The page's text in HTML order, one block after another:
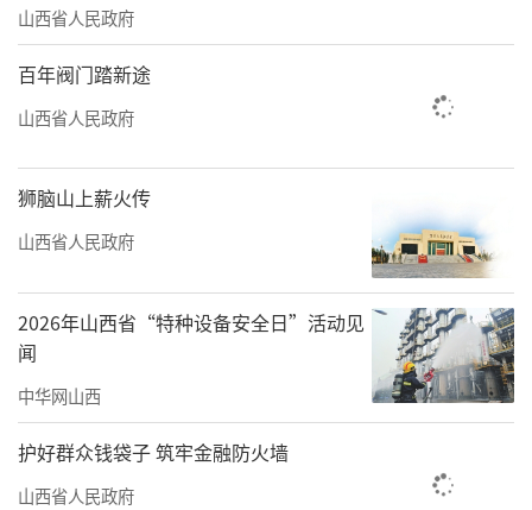
出行便利、出游安心，吸引各地游客纷至
沓来。今年年初，省文旅厅联合省交通厅印发
《山西省黄河、长城、太行三个一号旅游公路
与文化旅游融合发展规划（2026—2030
年）》，完善沿线服务区、观景台、自驾营
地、充电设施等，通过交旅深度融合、多方协
同联动，将“道路”转化为“景观道”“休闲
道”“富民道”，构建全域协同、区域联动的
文旅发展新格局，推动交通廊道向文旅经济带
转变，为游客提供更优质的沿途服务。
创新发展：
激活景区魅力，满足多元需求
山西省人民政府
百年阀门踏新途
山西省人民政府
狮脑山上薪火传
山西省人民政府
2026年山西省“特种设备安全日”活动见
闻
中华网山西
护好群众钱袋子 筑牢金融防火墙
山西省人民政府